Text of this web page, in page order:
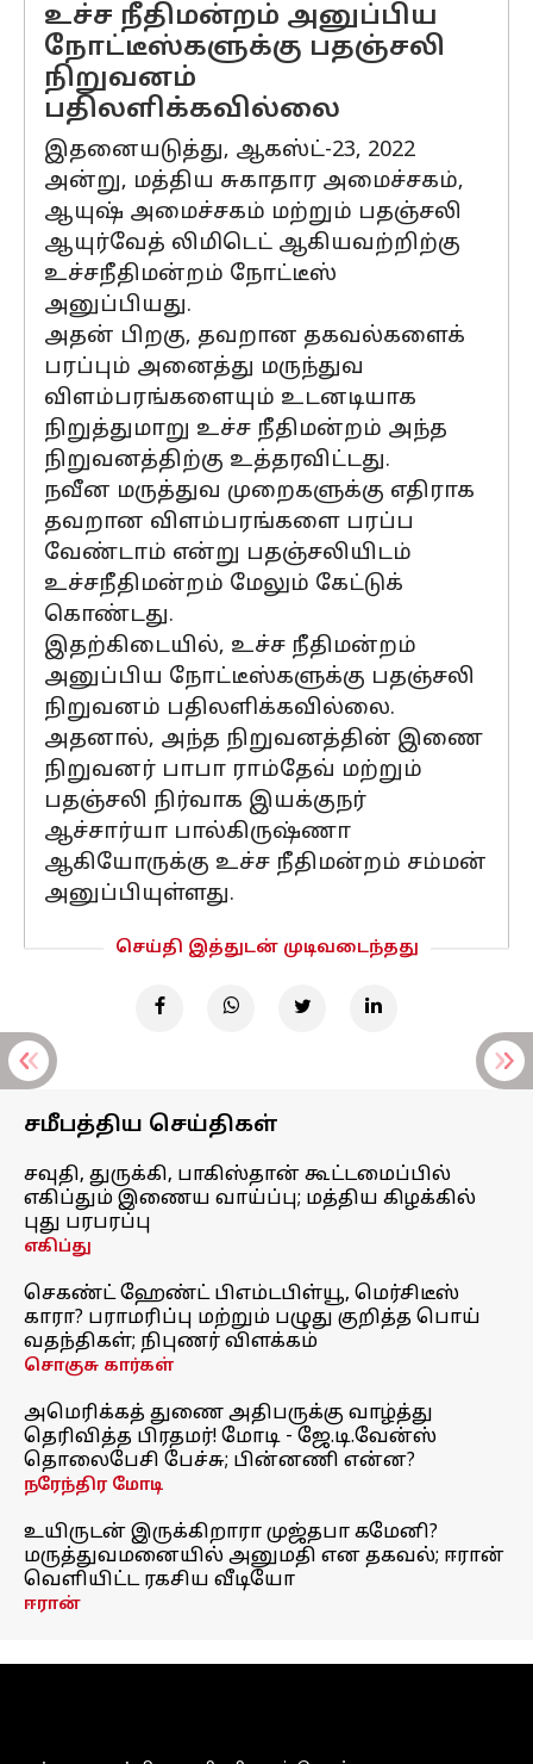
உச்ச நீதிமன்றம் அனுப்பிய
நோட்டீஸ்களுக்கு பதஞ்சலி
நிறுவனம்
பதிலளிக்கவில்லை
இதனையடுத்து, ஆகஸ்ட்-23, 2022
அன்று, மத்திய சுகாதார அமைச்சகம்,
ஆயுஷ் அமைச்சகம் மற்றும் பதஞ்சலி
ஆயுர்வேத் லிமிடெட் ஆகியவற்றிற்கு
உச்சநீதிமன்றம் நோட்டீஸ்
அனுப்பியது.
அதன் பிறகு, தவறான தகவல்களைக்
பரப்பும் அனைத்து மருந்துவ
விளம்பரங்களையும் உடனடியாக
நிறுத்துமாறு உச்ச நீதிமன்றம் அந்த
நிறுவனத்திற்கு உத்தரவிட்டது.
நவீன மருத்துவ முறைகளுக்கு எதிராக
தவறான விளம்பரங்களை பரப்ப
வேண்டாம் என்று பதஞ்சலியிடம்
உச்சநீதிமன்றம் மேலும் கேட்டுக்
கொண்டது.
இதற்கிடையில், உச்ச நீதிமன்றம்
அனுப்பிய நோட்டீஸ்களுக்கு பதஞ்சலி
நிறுவனம் பதிலளிக்கவில்லை.
அதனால், அந்த நிறுவனத்தின் இணை
நிறுவனர் பாபா ராம்தேவ் மற்றும்
பதஞ்சலி நிர்வாக இயக்குநர்
ஆச்சார்யா பால்கிருஷ்ணா
ஆகியோருக்கு உச்ச நீதிமன்றம் சம்மன்
அனுப்பியுள்ளது.
செய்தி இத்துடன் முடிவடைந்தது
சமீபத்திய செய்திகள்
சவுதி, துருக்கி, பாகிஸ்தான் கூட்டமைப்பில்
எகிப்தும் இணைய வாய்ப்பு; மத்திய கிழக்கில்
புது பரபரப்பு
எகிப்து
செகண்ட் ஹேண்ட் பிஎம்டபிள்யூ, மெர்சிடீஸ்
காரா? பராமரிப்பு மற்றும் பழுது குறித்த பொய்
வதந்திகள்; நிபுணர் விளக்கம்
சொகுசு கார்கள்
அமெரிக்கத் துணை அதிபருக்கு வாழ்த்து
தெரிவித்த பிரதமர்! மோடி - ஜே.டி.வேன்ஸ்
தொலைபேசி பேச்சு; பின்னணி என்ன?
நரேந்திர மோடி
உயிருடன் இருக்கிறாரா முஜ்தபா கமேனி?
மருத்துவமனையில் அனுமதி என தகவல்; ஈரான்
வெளியிட்ட ரகசிய வீடியோ
ஈரான்